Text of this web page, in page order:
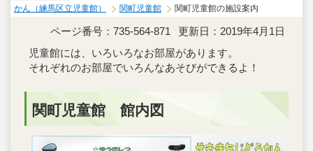
かん（練馬区立児童館）
関町児童館 関町児童館の施設案内
ページ番号：735-564-871
更新日：2019年4月1日
児童館には、いろいろなお部屋があります。
それぞれのお部屋でいろんなあそびができるよ！
関町児童館 館内図